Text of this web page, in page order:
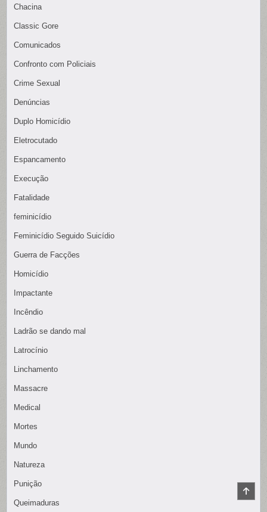
Chacina
Classic Gore
Comunicados
Confronto com Policiais
Crime Sexual
Denúncias
Duplo Homicídio
Eletrocutado
Espancamento
Execução
Fatalidade
feminicídio
Feminicídio Seguido Suicídio
Guerra de Facções
Homicídio
Impactante
Incêndio
Ladrão se dando mal
Latrocínio
Linchamento
Massacre
Medical
Mortes
Mundo
Natureza
Punição
Queimaduras
TO